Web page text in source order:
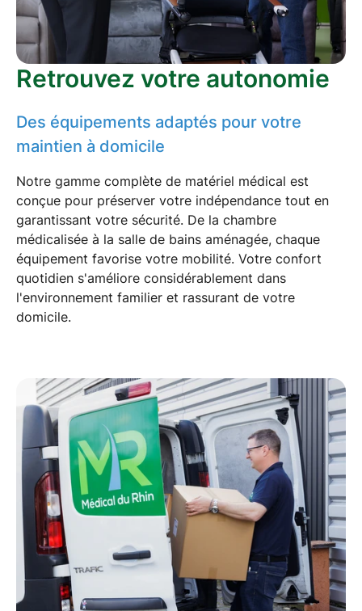
Retrouvez votre autonomie
Des équipements adaptés pour votre
maintien à domicile
Notre gamme complète de matériel médical est
conçue pour préserver votre indépendance tout en
garantissant votre sécurité. De la chambre
médicalisée à la salle de bains aménagée, chaque
équipement favorise votre mobilité. Votre confort
quotidien s'améliore considérablement dans
l'environnement familier et rassurant de votre
domicile.